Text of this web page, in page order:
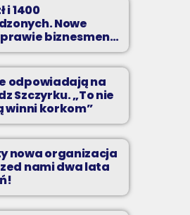
i 1400
Nowe
biznesmena
odpowiadają na
Szczyrku. „To nie
winni korkom”
nowa organizacja
nami dwa lata